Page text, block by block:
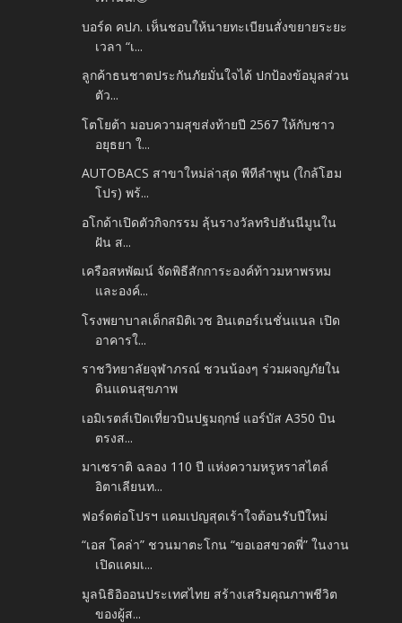
บอร์ด คปภ. เห็นชอบให้นายทะเบียนสั่งขยายระยะ
เวลา “เ...
ลูกค้าธนชาตประกันภัยมั่นใจได้ ปกป้องข้อมูลส่วน
ตัว...
โตโยต้า มอบความสุขส่งท้ายปี 2567 ให้กับชาว
อยุธยา ใ...
AUTOBACS สาขาใหม่ล่าสุด พีทีลำพูน (ใกล้โฮม
โปร) พร้...
อโกด้าเปิดตัวกิจกรรม ลุ้นรางวัลทริปฮันนีมูนใน
ฝัน ส...
เครือสหพัฒน์ จัดพิธีสักการะองค์ท้าวมหาพรหม
และองค์...
โรงพยาบาลเด็กสมิติเวช อินเตอร์เนชั่นแนล เปิด
อาคารใ...
ราชวิทยาลัยจุฬาภรณ์ ชวนน้องๆ ร่วมผจญภัยใน
ดินแดนสุขภาพ
เอมิเรตส์เปิดเที่ยวบินปฐมฤกษ์ แอร์บัส A350 บิน
ตรงส...
มาเซราติ ฉลอง 110 ปี แห่งความหรูหราสไตล์
อิตาเลียนท...
ฟอร์ดต่อโปรฯ แคมเปญสุดเร้าใจต้อนรับปีใหม่
“เอส โคล่า” ชวนมาตะโกน “ขอเอสขวดพี่” ในงาน
เปิดแคมเ...
มูลนิธิอิออนประเทศไทย สร้างเสริมคุณภาพชีวิต
ของผู้ส...